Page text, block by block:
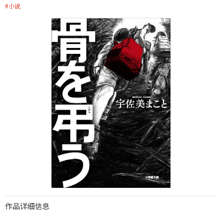
#小说
作品详细信息